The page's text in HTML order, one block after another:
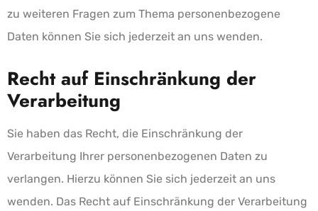
zu weiteren Fragen zum Thema personenbezogene
Daten können Sie sich jederzeit an uns wenden.
Recht auf Einschränkung der
Verarbeitung
Sie haben das Recht, die Einschränkung der
Verarbeitung Ihrer personenbezogenen Daten zu
verlangen. Hierzu können Sie sich jederzeit an uns
wenden. Das Recht auf Einschränkung der Verarbeitung